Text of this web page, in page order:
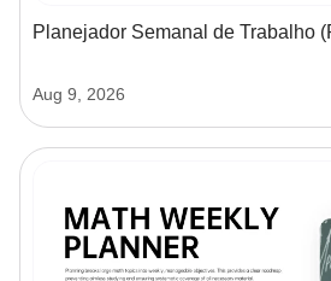
Planejador Semanal de Trabalho
Aug 9, 2026